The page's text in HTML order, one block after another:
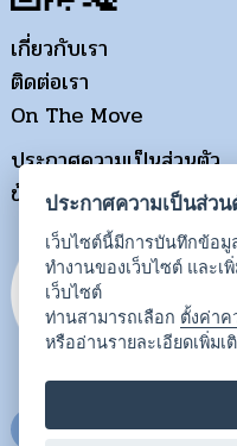
เกี่ยวกับเรา
ติดต่อเรา
On The Move
ประกาศความเป็นส่วนตัว
ข้อกำหนดการใช้งาน
ประกาศความเป็นส่วน
เว็บไซต์นี้มีการบันทึกข้อ
ทำงานของเว็บไซต์ และ
เว็บไซต์
ท่านสามารถเลือก ตั้งค่าค
หรืออ่านรายละเอียดเพิ่ม